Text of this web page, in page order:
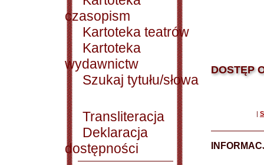
czasopism
Kartoteka teatrów
Kartoteka
wydawnictw
Szukaj tytułu/słowa
Transliteracja
Deklaracja
dostępności
DOSTĘP
|